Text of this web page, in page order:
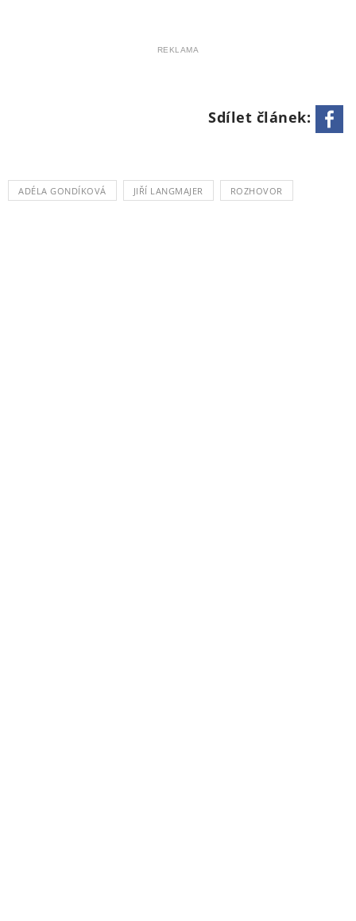
REKLAMA
Sdílet článek:
ADÉLA GONDÍKOVÁ JIŘÍ LANGMAJER ROZHOVOR